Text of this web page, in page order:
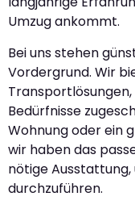
Umzug ankommt.
Bei uns stehen
Vordergrund. Wir
Bedürfnisse
Wohnung oder ein
wir haben das
nötige
durchzuführen.